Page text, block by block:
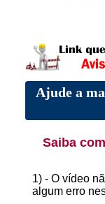
Ajude a
Saiba
1) - O vídeo
algum erro